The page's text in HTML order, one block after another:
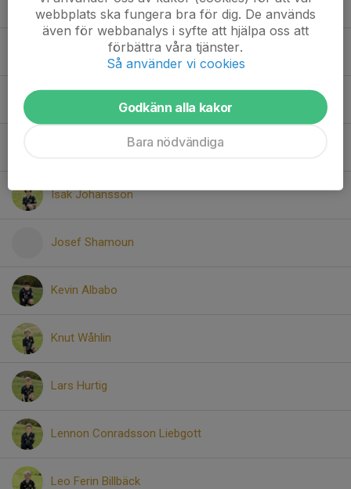
Holger Brandström Wetell
Isak Johansson
Josef Shamoun
Kevin Albabo
Knut Wåhlin
Lars Hurtig
Lennon Conradsson Liebgott
Leo Ferin Billbäck
webbplats ska fungera bra för dig. De används
även för webbanalys i syfte att hjälpa oss att
förbättra våra tjänster.
Så använder vi cookies
Godkänn alla kakor
Bara nödvändiga